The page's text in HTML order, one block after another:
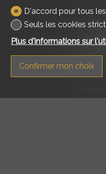
D'accord pour tous
Seuls les cookies
Plus d'informations sur
Confirmer mon choix